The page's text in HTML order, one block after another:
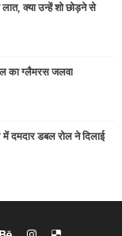
क्या उन्हें शो छोड़ने से
का ग्लैमरस जलवा
दमदार डबल रोल ने दिलाई